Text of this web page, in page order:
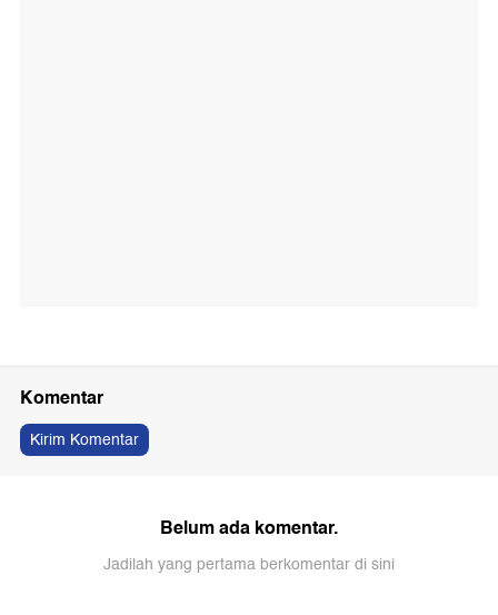
Komentar
Kirim Komentar
Belum ada komentar.
Jadilah yang pertama berkomentar di sini